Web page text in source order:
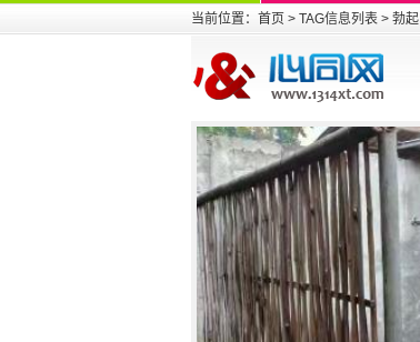
当前位置： 首页 > TAG信息列表 > 勃起